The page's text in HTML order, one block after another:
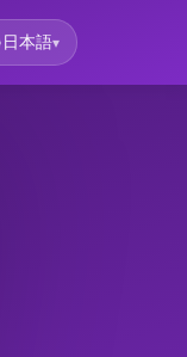
日本語▾